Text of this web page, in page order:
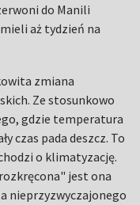
do Manili
aż tydzień na
zmiana
Ze stosunkowo
gdzie temperatura
czas pada deszcz. To
o klimatyzację.
jest ona
nieprzyzwyczajonego